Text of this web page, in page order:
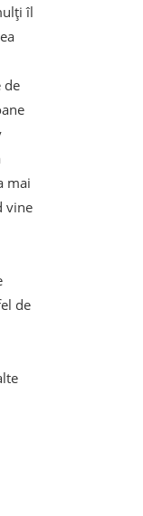
îl
de
mai
vine
de